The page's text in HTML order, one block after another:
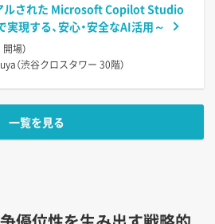
ルされた Microsoft Copilot Studio
現する、安心・安全なAI活用～
場）
（渋谷クロスタワー 30階）
一覧を見る